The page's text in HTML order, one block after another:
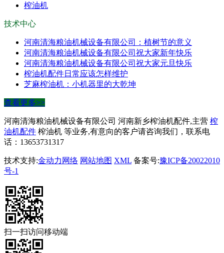
榨油机
技术中心
河南清海粮油机械设备有限公司：植树节的意义
河南清海粮油机械设备有限公司祝大家新年快乐
河南清海粮油机械设备有限公司祝大家元旦快乐
榨油机配件日常应该怎样维护
芝麻榨油机：小机器里的大乾坤
查看更多>>
河南清海粮油机械设备有限公司 河南新乡榨油机配件,主营 榨
油机配件 榨油机 等业务,有意向的客户请咨询我们，联系电
话：13653731317
技术支持:金动力网络 网站地图 XML 备案号:豫ICP备20022010
号-1
扫一扫访问移动端